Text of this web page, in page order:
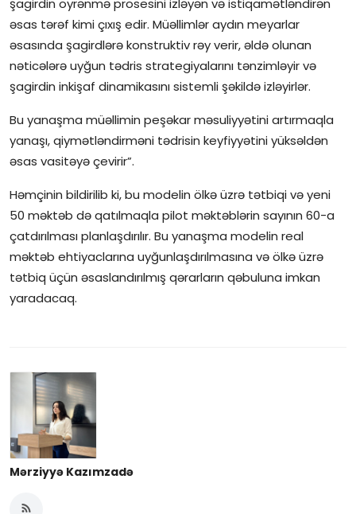
şagirdin öyrənmə prosesini izləyən və istiqamətləndirən
əsas tərəf kimi çıxış edir. Müəllimlər aydın meyarlar
əsasında şagirdlərə konstruktiv rəy verir, əldə olunan
nəticələrə uyğun tədris strategiyalarını tənzimləyir və
şagirdin inkişaf dinamikasını sistemli şəkildə izləyirlər.
Bu yanaşma müəllimin peşəkar məsuliyyətini artırmaqla
yanaşı, qiymətləndirməni tədrisin keyfiyyətini yüksəldən
əsas vasitəyə çevirir”.
Həmçinin bildirilib ki, bu modelin ölkə üzrə tətbiqi və yeni
50 məktəb də qatılmaqla pilot məktəblərin sayının 60-a
çatdırılması planlaşdırılır. Bu yanaşma modelin real
məktəb ehtiyaclarına uyğunlaşdırılmasına və ölkə üzrə
tətbiq üçün əsaslandırılmış qərarların qəbuluna imkan
yaradacaq.
Mərziyyə Kazımzadə